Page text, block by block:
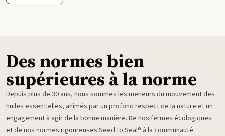
Des normes bien
supérieures à la norme
Depuis plus de 30 ans, nous sommes les meneurs du mouvement des
huiles essentielles, animés par un profond respect de la nature et un
engagement à agir de la bonne manière. De nos fermes écologiques
et de nos normes rigoureuses Seed to Seal® à la communauté